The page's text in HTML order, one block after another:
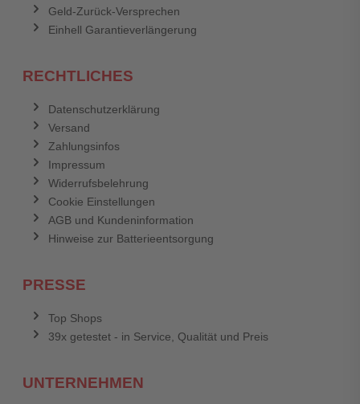
Geld-Zurück-Versprechen
Einhell Garantieverlängerung
RECHTLICHES
Datenschutzerklärung
Versand
Zahlungsinfos
Impressum
Widerrufsbelehrung
Cookie Einstellungen
AGB und Kundeninformation
Hinweise zur Batterieentsorgung
PRESSE
Top Shops
39x getestet - in Service, Qualität und Preis
UNTERNEHMEN